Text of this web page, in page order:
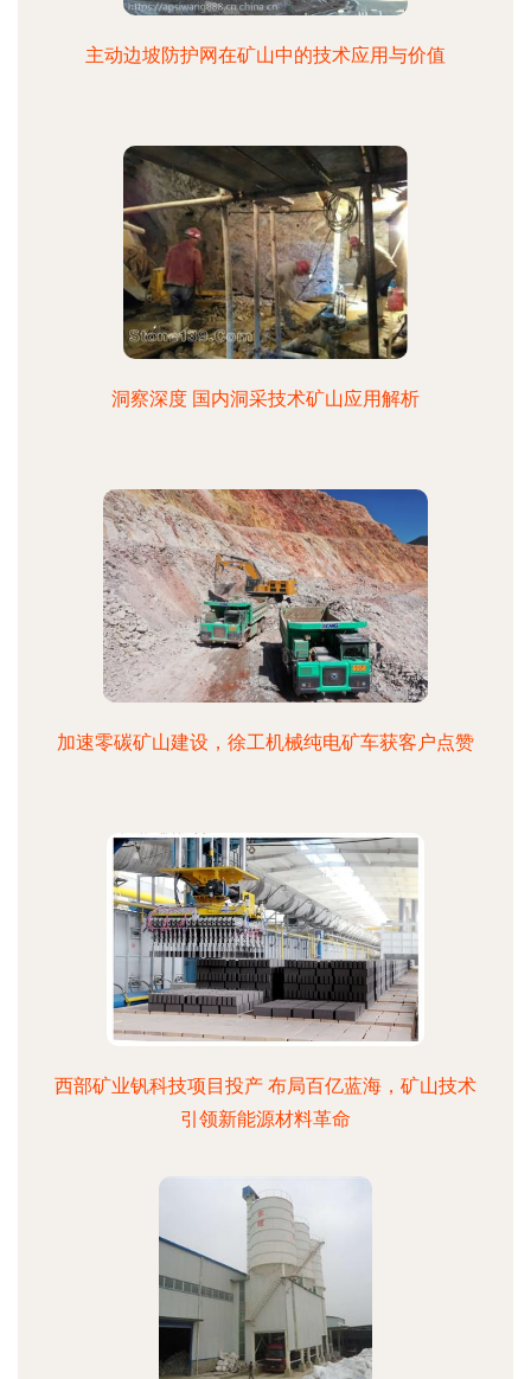
主动边坡防护网在矿山中的技术应用与价值
洞察深度 国内洞采技术矿山应用解析
加速零碳矿山建设，徐工机械纯电矿车获客户点赞
西部矿业钒科技项目投产 布局百亿蓝海，矿山技术
引领新能源材料革命